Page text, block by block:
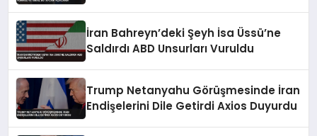
İran Bahreyn’deki Şeyh İsa Üssü’ne
Saldırdı ABD Unsurları Vuruldu
Trump Netanyahu Görüşmesinde İran
Endişelerini Dile Getirdi Axios Duyurdu